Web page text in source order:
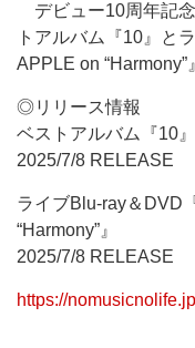
デビュー10周年記
トアルバム『10』と
APPLE on
◎リリース情報
ベストアルバム『10』
2025/7/8 RELEASE
ライブBlu-ray＆DVD
“Harmony”』
2025/7/8 RELEASE
https://